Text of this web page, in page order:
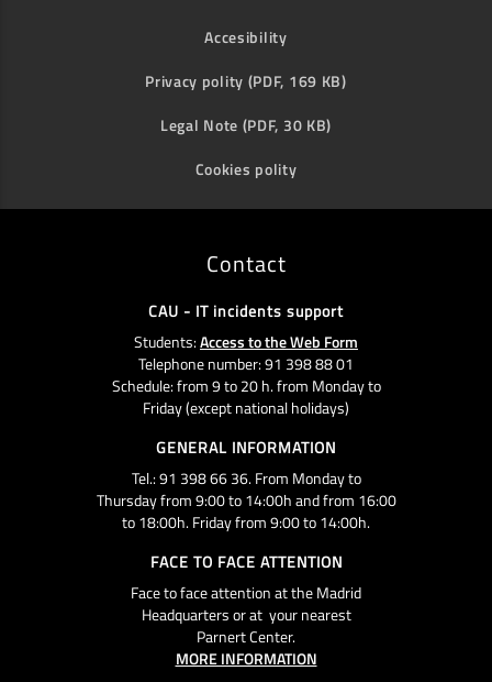
Accesibility
Privacy polity (PDF, 169 KB)
Legal Note (PDF, 30 KB)
Cookies polity
Contact
CAU - IT incidents support
Students:Access to the Web Form
Telephone number: 91 398 88 01
Schedule: from 9 to 20 h. from Monday to
Friday (except national holidays)
GENERAL INFORMATION
Tel.: 91 398 66 36. From Monday to
Thursday from 9:00 to 14:00h and from 16:00
to 18:00h. Friday from 9:00 to 14:00h.
FACE TO FACE ATTENTION
Face to face attention at the Madrid
Headquarters or at your nearest
Parnert Center.
MORE INFORMATION